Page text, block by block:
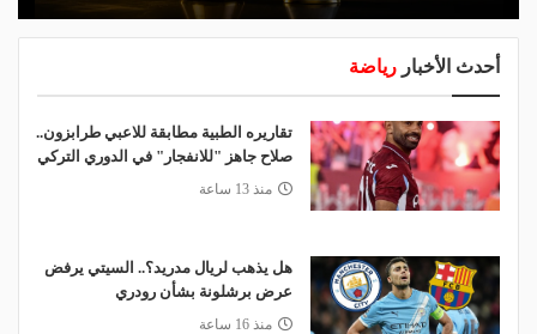
أحدث الأخبار رياضة
تقاريره الطبية مطابقة للاعبي طرابزون..
صلاح جاهز "للانفجار" في الدوري التركي
منذ 13 ساعة
هل يذهب لريال مدريد؟.. السيتي يرفض
عرض برشلونة بشأن رودري
منذ 16 ساعة